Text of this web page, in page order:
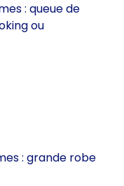
: queue de
ou
: grande robe